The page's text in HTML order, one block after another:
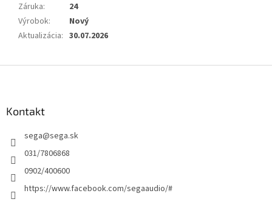
Záruka:
24
Výrobok:
Nový
Aktualizácia: 30.07.2026
Kontakt
sega@sega.sk
031/7806868
0902/400600
https://www.facebook.com/segaaudio/#